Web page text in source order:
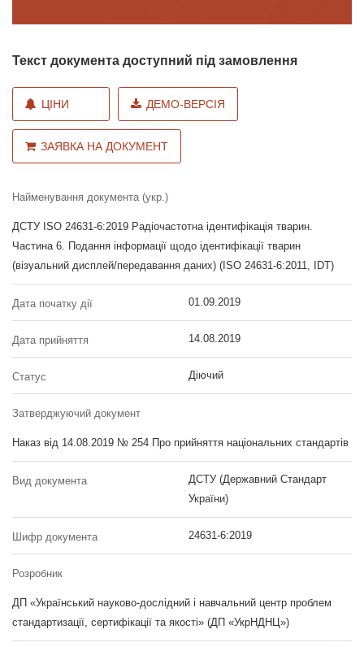
Текст документа доступний під замовлення
ЦІНИ ДЕМО-ВЕРСІЯ
ЗАЯВКА НА ДОКУМЕНТ
Найменування документа (укр.)
ДСТУ ISO 24631-6:2019 Радіочастотна ідентифікація тварин.
Частина 6. Подання інформації щодо ідентифікації тварин
(візуальний дисплей/передавання даних) (ISO 24631-6:2011, IDT)
Дата початку дії 01.09.2019
Дата прийняття 14.08.2019
Статус Діючий
Затверджуючий документ
Наказ від 14.08.2019 № 254 Про прийняття національних стандартів
Вид документа
ДСТУ (Державний Стандарт
України)
Шифр документа 24631-6:2019
Розробник
ДП «Український науково-дослідний і навчальний центр проблем
стандартизації, сертифікації та якості» (ДП «УкрНДНЦ»)